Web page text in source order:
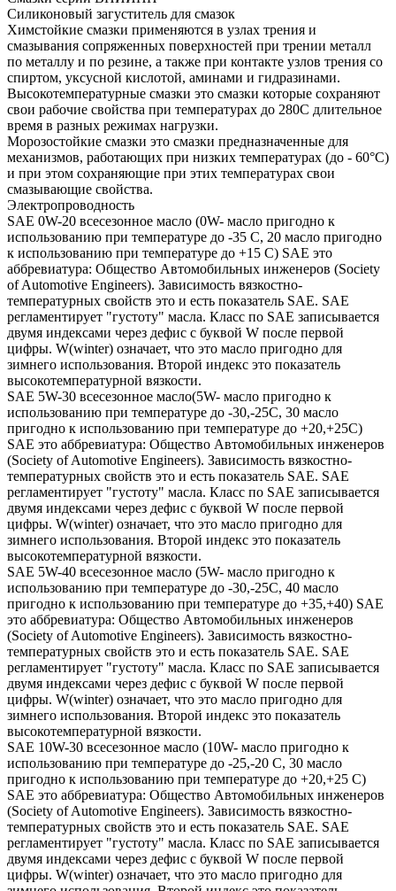
Силиконовый загуститель для смазок
Химстойкие смазки применяются в узлах трения и
смазывания сопряженных поверхностей при трении металл
по металлу и по резине, а также при контакте узлов трения со
спиртом, уксусной кислотой, аминами и гидразинами.
Высокотемпературные смазки это смазки которые сохраняют
свои рабочие свойства при температурах до 280С длительное
время в разных режимах нагрузки.
Морозостойкие смазки это смазки предназначенные для
механизмов, работающих при низких температурах (до - 60°С)
и при этом сохраняющие при этих температурах свои
смазывающие свойства.
Электропроводность
SAE 0W-20 всесезонное масло (0W- масло пригодно к
использованию при температуре до -35 С, 20 масло пригодно
к использованию при температуре до +15 С) SAE это
аббревиатура: Общество Автомобильных инженеров (Society
of Automotive Engineers). Зависимость вязкостно-
температурных свойств это и есть показатель SAE. SAE
регламентирует "густоту" масла. Класс по SAE записывается
двумя индексами через дефис с буквой W после первой
цифры. W(winter) означает, что это масло пригодно для
зимнего использования. Второй индекс это показатель
высокотемпературной вязкости.
SAE 5W-30 всесезонное масло(5W- масло пригодно к
использованию при температуре до -30,-25С, 30 масло
пригодно к использованию при температуре до +20,+25С)
SAE это аббревиатура: Общество Автомобильных инженеров
(Society of Automotive Engineers). Зависимость вязкостно-
температурных свойств это и есть показатель SAE. SAE
регламентирует "густоту" масла. Класс по SAE записывается
двумя индексами через дефис с буквой W после первой
цифры. W(winter) означает, что это масло пригодно для
зимнего использования. Второй индекс это показатель
высокотемпературной вязкости.
SAE 5W-40 всесезонное масло (5W- масло пригодно к
использованию при температуре до -30,-25С, 40 масло
пригодно к использованию при температуре до +35,+40) SAE
это аббревиатура: Общество Автомобильных инженеров
(Society of Automotive Engineers). Зависимость вязкостно-
температурных свойств это и есть показатель SAE. SAE
регламентирует "густоту" масла. Класс по SAE записывается
двумя индексами через дефис с буквой W после первой
цифры. W(winter) означает, что это масло пригодно для
зимнего использования. Второй индекс это показатель
высокотемпературной вязкости.
SAE 10W-30 всесезонное масло (10W- масло пригодно к
использованию при температуре до -25,-20 С, 30 масло
пригодно к использованию при температуре до +20,+25 С)
SAE это аббревиатура: Общество Автомобильных инженеров
(Society of Automotive Engineers). Зависимость вязкостно-
температурных свойств это и есть показатель SAE. SAE
регламентирует "густоту" масла. Класс по SAE записывается
двумя индексами через дефис с буквой W после первой
цифры. W(winter) означает, что это масло пригодно для